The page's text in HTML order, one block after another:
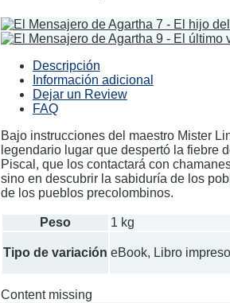
Descripción
Información adicional
Dejar un Review
FAQ
Bajo instrucciones del maestro Mister
legendario lugar que despertó la fiebre
Piscal, que los contactará con
sino en descubrir la sabiduría de los
de los pueblos precolombinos.
Peso 1 kg
Tipo de variación eBook, Libro
Content missing